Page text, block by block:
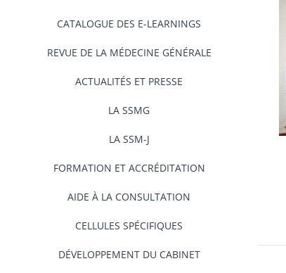
CATALOGUE DES E-LEARNINGS
REVUE DE LA MÉDECINE GÉNÉRALE
ACTUALITÉS ET PRESSE
LA SSMG
LA SSM-J
FORMATION ET ACCRÉDITATION
AIDE À LA CONSULTATION
CELLULES SPÉCIFIQUES
DÉVELOPPEMENT DU CABINET